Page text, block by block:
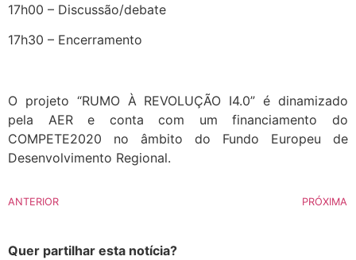
17h00 – Discussão/debate
17h30 – Encerramento
O projeto “RUMO À REVOLUÇÃO I4.0” é dinamizado
pela AER e conta com um financiamento do
COMPETE2020 no âmbito do Fundo Europeu de
Desenvolvimento Regional.
ANTERIOR PRÓXIMA
Quer partilhar esta notícia?